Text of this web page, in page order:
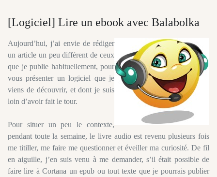
[Logiciel] Lire un ebook avec Balabolka
Aujourd’hui, j’ai envie de rédiger
un article un peu différent de ceux
que je publie habituellement, pour
vous présenter un logiciel que je
viens de découvrir, et dont je suis
loin d’avoir fait le tour.
Pour situer un peu le contexte,
pendant toute la semaine, le livre audio est revenu plusieurs fois
me titiller, me faire me questionner et éveiller ma curiosité. De fil
en aiguille, j’en suis venu à me demander, s’il était possible de
faire lire à Cortana un epub ou tout texte que je pourrais publier